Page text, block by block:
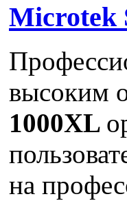
Microtek
высоким
1000XL
на